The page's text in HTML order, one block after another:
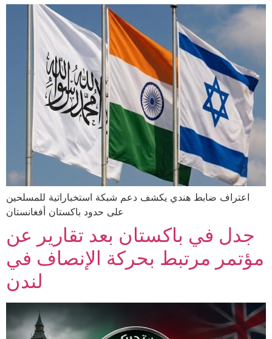
اعتراف ضابط هندي يكشف دعم شبكة استخباراتية للمسلحين
على حدود باكستان أفغانستان
جدل في باكستان بعد تقارير عن
مؤتمر مرتبط بحركة الإنصاف في
لندن